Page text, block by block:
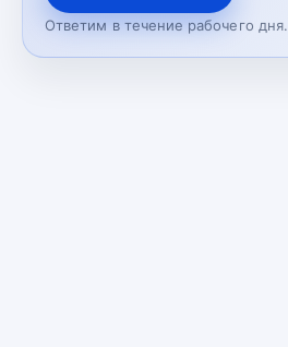
Ответим в течение рабочего дня.